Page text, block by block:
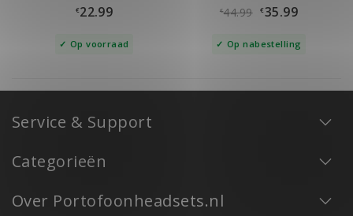
€22.99
Op voorraad
€44.99 €35.99
Op nabestelling
Service & Support
Categorieën
Over Portofoonheadsets.nl